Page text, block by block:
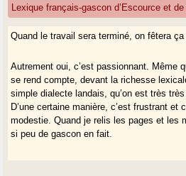
Lexique français-gascon d’Escource et
Quand le travail sera terminé, on fêtera ça
Autrement oui, c’est passionnant. Même
se rend compte, devant la richesse
simple dialecte landais, qu’on est très
D’une certaine manière, c’est frustrant et
modestie. Quand je relis les pages et les
si peu de gascon en fait.